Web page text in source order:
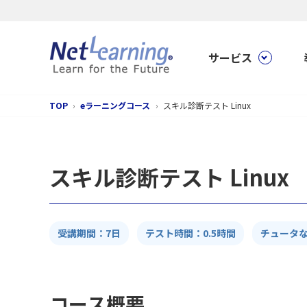
サービス
TOP eラーニングコース スキル診断テスト Linux
スキル診断テスト Linux
受講期間：7日 テスト時間：0.5時間 チュータ